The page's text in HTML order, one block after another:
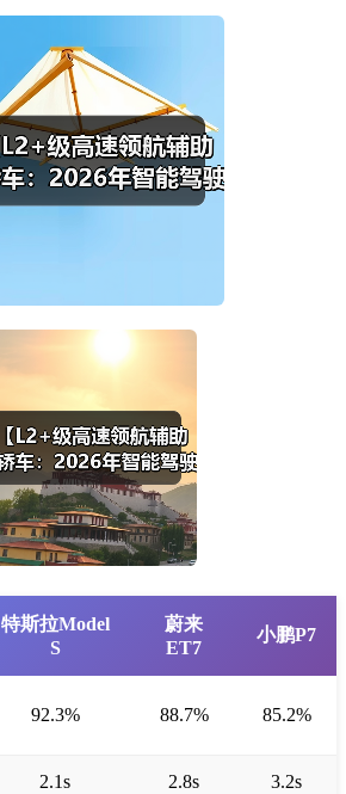
特斯拉Model
S
蔚来
ET7
小鹏P7
92.3% 88.7% 85.2%
2.1s 2.8s 3.2s